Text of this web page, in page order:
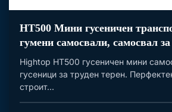
HT500 Мини гусеничен
гумени самосвали, самосвал
Hightop HT500 гусеничен мини
гусеници за труден терен.
строит...